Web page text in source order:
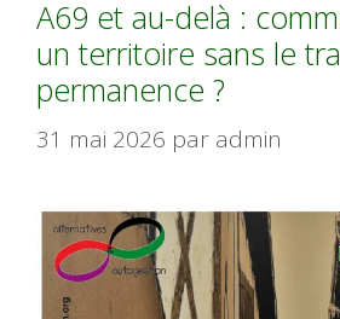
A69 et au-delà :
un territoire sans le
permanence ?
31 mai 2026 par admin